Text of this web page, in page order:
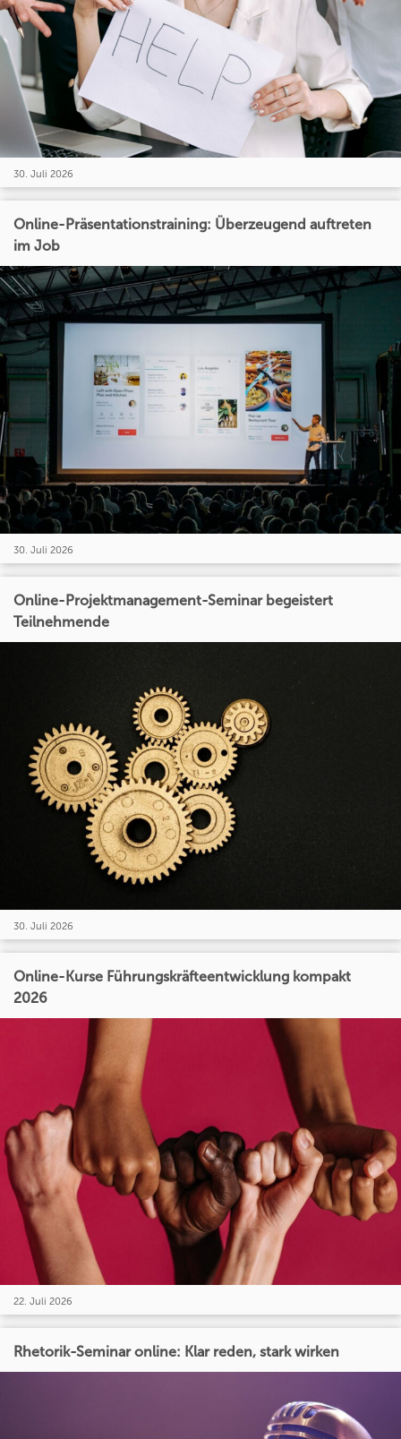
30. Juli 2026
Online-Präsentationstraining: Überzeugend auftreten
im Job
30. Juli 2026
Online-Projektmanagement-Seminar begeistert
Teilnehmende
30. Juli 2026
Online-Kurse Führungskräfteentwicklung kompakt
2026
22. Juli 2026
Rhetorik-Seminar online: Klar reden, stark wirken